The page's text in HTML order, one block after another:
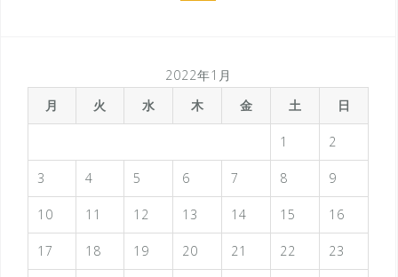
2022年1月
月
火 水 木 金 土 日
1 2
3 4 5 6 7 8 9
10 11 12 13 14 15 16
17 18 19 20 21 22 23